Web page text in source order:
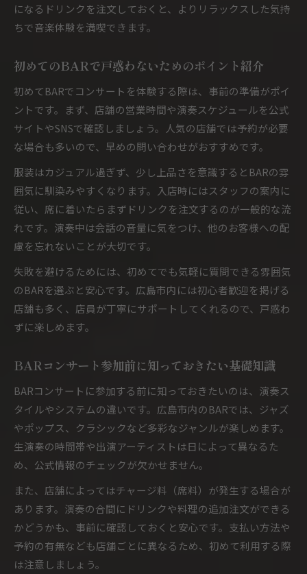
になるドリンクを注文しておくと、よりリラックスした気持
ちで音楽体験を満喫できます。
初めてのBARで戸惑わないためのポイント紹介
初めてBARでコンサートを体験する際は、事前の準備がポイ
ントです。まず、店舗の営業時間や演奏スケジュールを公式
サイトやSNSで確認しましょう。人気の店舗では予約が必要
な場合も多いので、早めの問い合わせがおすすめです。
服装はカジュアル過ぎず、少し上品さを意識するとBARの雰
囲気に馴染みやすくなります。入店時にはスタッフの案内に
従い、席に着いたらまずドリンクを注文するのが一般的な流
れです。演奏中は会話の音量に気をつけ、他のお客様への配
慮を忘れないことが大切です。
失敗を避けるためには、初めてでも気軽に質問できる雰囲気
のBARを選ぶと安心です。広島市内には初心者歓迎を掲げる
店舗も多く、店員が丁寧にサポートしてくれるので、戸惑わ
ずに楽しめます。
BARコンサート参加前に知っておきたい基礎知識
BARコンサートに参加する前に知っておきたいのは、演奏ス
タイルやシステムの違いです。広島市内のBARでは、ジャズ
やポップス、クラシックなど多彩なジャンルが楽しめます。
生演奏の時間帯や出演アーティストは日によって異なるた
め、公式情報のチェックが欠かせません。
また、店舗によってはチャージ料（席料）が発生する場合が
あります。演奏の合間にドリンクや料理の追加注文ができる
かどうかも、事前に確認しておくと安心です。支払い方法や
予約の有無なども店舗ごとに異なるため、初めて利用する際
は注意しましょう。